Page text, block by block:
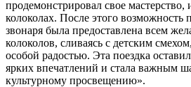
продемонстрировал свое мастерство,
колоколах. После этого возможность
звонаря была предоставлена всем
колоколов, сливаясь с детским
особой радостью. Эта поездка
ярких впечатлений и стала важным
культурному просвещению».